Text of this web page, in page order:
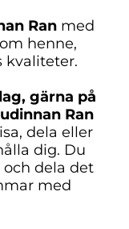
Ran med
henne,
kvaliteter.
gärna på
Ran
dela eller
dig. Du
dela det
med